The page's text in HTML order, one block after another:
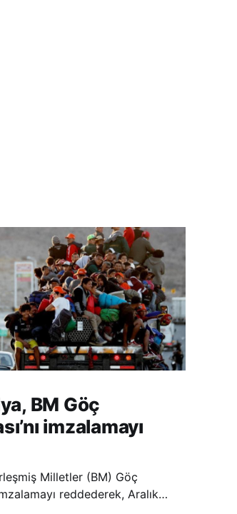
BM Göç
imzalamayı
Milletler (BM) Göç
reddederek, Aralık